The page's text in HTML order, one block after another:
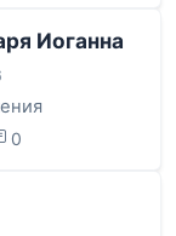
Иоганна
0